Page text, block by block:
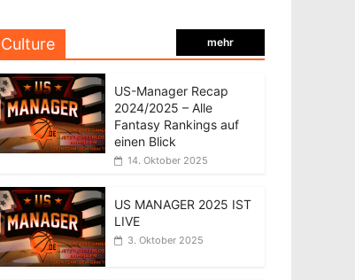
Culture mehr
US-Manager Recap
2024/2025 – Alle
Fantasy Rankings auf
einen Blick
14. Oktober 2025
US MANAGER 2025 IST
LIVE
3. Oktober 2025